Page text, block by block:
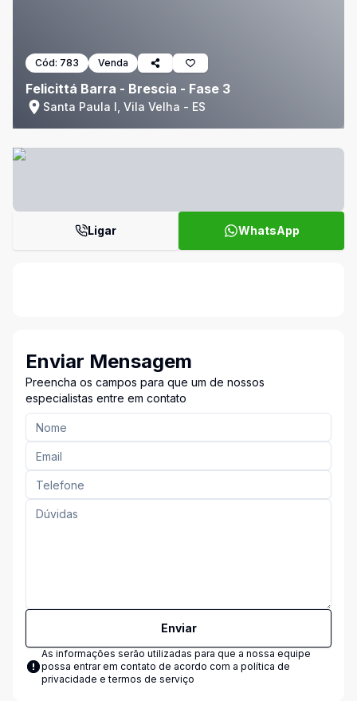
Cód: 783 Venda
Felicittá Barra - Brescia - Fase 3
Santa Paula I, Vila Velha - ES
Ligar WhatsApp
Enviar Mensagem
Preencha os campos para que um de nossos
especialistas entre em contato
Enviar
As informações serão utilizadas para que a nossa equipe
possa entrar em contato de acordo com a política de
privacidade e termos de serviço